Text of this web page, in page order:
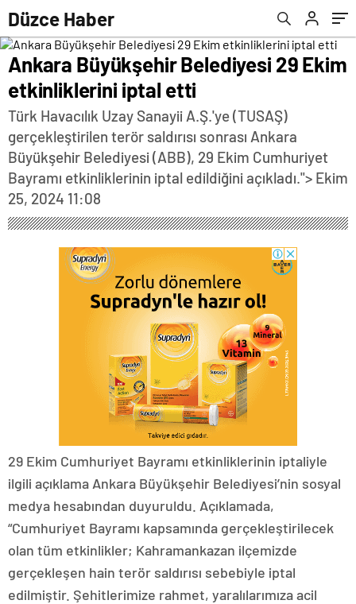
Düzce Haber
Ankara Büyükşehir Belediyesi 29 Ekim
etkinliklerini iptal etti
Türk Havacılık Uzay Sanayii A.Ş.'ye (TUSAŞ)
gerçekleştirilen terör saldırısı sonrası Ankara
Büyükşehir Belediyesi (ABB), 29 Ekim Cumhuriyet
Bayramı etkinliklerinin iptal edildiğini açıkladı."> Ekim
25, 2024 11:08
29 Ekim Cumhuriyet Bayramı etkinliklerinin iptaliyle
ilgili açıklama Ankara Büyükşehir Belediyesi’nin sosyal
medya hesabından duyuruldu. Açıklamada,
“Cumhuriyet Bayramı kapsamında gerçekleştirilecek
olan tüm etkinlikler; Kahramankazan ilçemizde
gerçekleşen hain terör saldırısı sebebiyle iptal
edilmiştir. Şehitlerimize rahmet, yaralılarımıza acil